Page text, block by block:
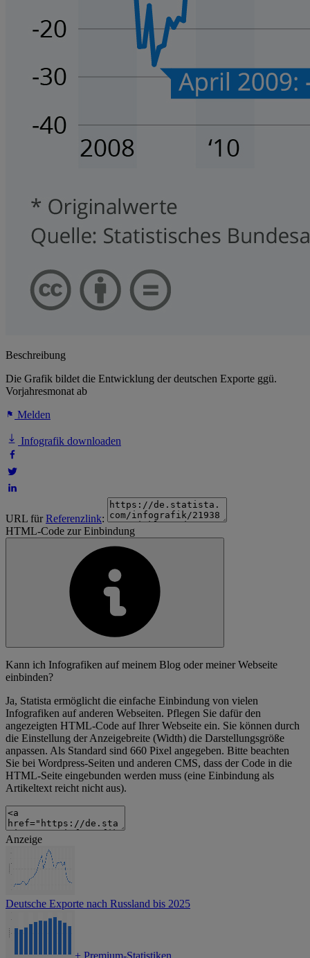
Beschreibung
Die Grafik bildet die Entwicklung der deutschen Exporte ggü.
Vorjahresmonat ab
Melden
Infografik downloaden
URL fürReferenzlink:
HTML-Code zur Einbindung
Kann ich Infografiken auf meinem Blog oder meiner Webseite
einbinden?
Ja, Statista ermöglicht die einfache Einbindung von vielen
Infografiken auf anderen Webseiten. Pflegen Sie dafür den
angezeigten HTML-Code auf Ihrer Webseite ein. Sie können durch
die Einstellung der Anzeigebreite (Width) die Darstellungsgröße
anpassen. Als Standard sind 660 Pixel angegeben. Bitte beachten
Sie bei Wordpress-Seiten und anderen CMS, dass der Code in die
HTML-Seite eingebunden werden muss (eine Einbindung als
Artikeltext reicht nicht aus).
Anzeige
Deutsche Exporte nach Russland bis 2025